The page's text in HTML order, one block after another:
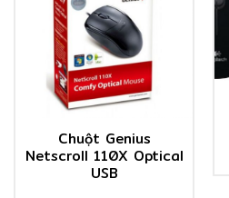
Chuột Genius
Netscroll 110X Optical
USB